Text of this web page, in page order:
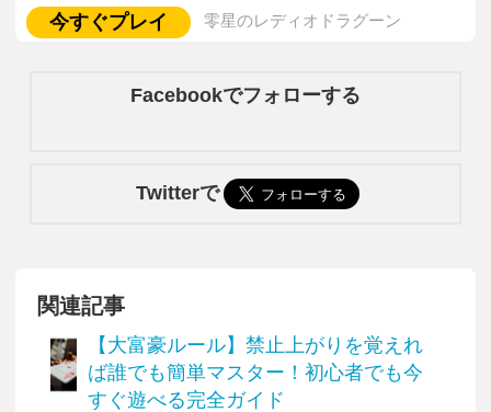
今すぐプレイ 零星のレディオドラグーン
Facebookでフォローする
Twitterで
関連記事
【大富豪ルール】禁止上がりを覚えれ
ば誰でも簡単マスター！初心者でも今
すぐ遊べる完全ガイド